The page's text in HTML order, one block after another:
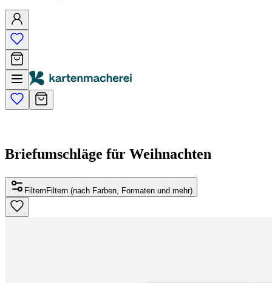
Briefumschläge für Weihnachten
FilternFiltern (nach Farben, Formaten und mehr)